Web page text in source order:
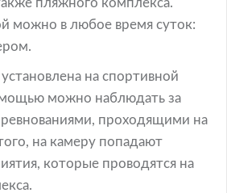
пляжного комплекса.
можно в любое время суток:
на спортивной
можно наблюдать за
проходящими на
на камеру попадают
которые проводятся на